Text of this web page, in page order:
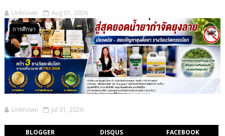
Unknown Aug 01, 2026
การศึกษา
Unknown Jul 31, 2026
BLOGGER DISQUS FACEBOOK